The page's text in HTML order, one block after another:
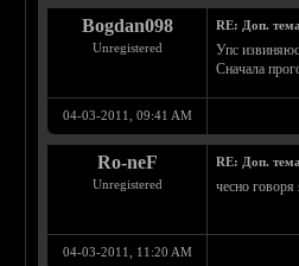
Bogdan098
Unregistered
RE: Доп. тема
Упс
Сначала
04-03-2011, 09:41 AM
Ro-neF
Unregistered
RE: Доп. тема
чесно
04-03-2011, 11:20 AM